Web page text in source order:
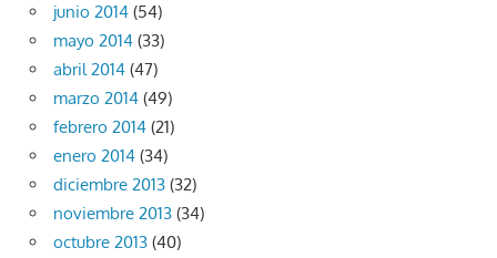
junio 2014 (54)
mayo 2014 (33)
abril 2014 (47)
marzo 2014 (49)
febrero 2014 (21)
enero 2014 (34)
diciembre 2013 (32)
noviembre 2013 (34)
octubre 2013 (40)